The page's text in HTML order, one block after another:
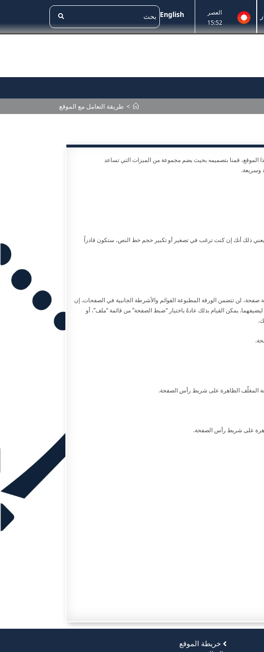
English
العصر
15:52
> طريقة التعامل مع الموقع
الموقع، قمنا بتصميمه بحيث يضم مجموعة من الميزات التي تساعد
وسريعة.
ذلك أنك إن كنت ترغب في تصغير أو تكبير حجم خط النص، ستكون قادراً
لن تتضمن الورقة المطبوعة القوائم والأشرطة الجانبية في الصفحات. إن
يمكن القيام بذلك عادةً باختيار “ضبط الصفحة” من قائمة “ملف”، أو
المغلّف الظاهرة على شريط رأس الصفحة.
على شريط رأس الصفحة.
خريطة الموقع